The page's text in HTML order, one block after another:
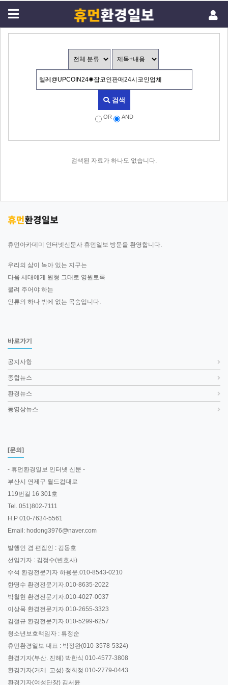
검색
OR AND
검색된 자료가 하나도 없습니다.
휴먼아카데미 인터넷신문사 휴먼일보 방문을 환영합니다.
우리의 삶이 녹아 있는 지구는
다음 세대에게 원형 그대로 영원토록
물려 주어야 하는
인류의 하나 밖에 없는 목숨입니다.
바로가기
공지사항
종합뉴스
환경뉴스
동영상뉴스
[문의]
- 휴먼환경일보 인터넷 신문 -
부산시 연제구 월드컵대로
119번길 16 301호
Tel. 051)802-7111
H.P 010-7634-5561
Email: hodong3976@naver.com
발행인 겸 편집인 : 김동호
선임기자 : 김정수(변호사)
수석 환경전문기자 하용운.010-8543-0210
한명수 환경전문기자.010-8635-2022
박철현 환경전문기자.010-4027-0037
이상묵 환경전문기자.010-2655-3323
김철규 환경전문기자.010-5299-6257
청소년보호책임자 : 류정순
휴먼환경일보 대표 : 박정완(010-3578-5324)
환경기자(부산. 진해) 박한식 010-4577-3808
환경기자(거제. 고성) 정희정 010-2779-0443
환경기자(여성단장) 김서윤